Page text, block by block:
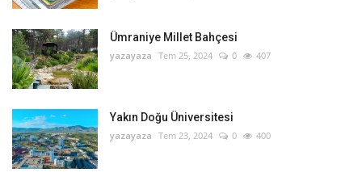
Ümraniye Millet Bahçesi
yazayaza Tem 25, 2024 0 407
Yakın Doğu Üniversitesi
yazayaza Tem 23, 2024 0 400